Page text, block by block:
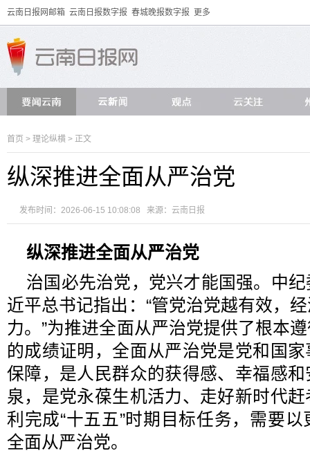
云南日报网邮箱 云南日报数字报 春城晚报数字报 更多
首页 > 理论纵横 > 正文
纵深推进全面从严治党
发布时间：2026-06-15 10:08:08 来源： 云南日报
纵深推进全面从严治党
治国必先治党，党兴才能国强。中
近平总书记指出：“管党治党越有效，
力。”为推进全面从严治党提供了根本
的成绩证明，全面从严治党是党和国
保障，是人民群众的获得感、幸福感
泉，是党永葆生机活力、走好新时代
利完成“十五五”时期目标任务，需要
全面从严治党。